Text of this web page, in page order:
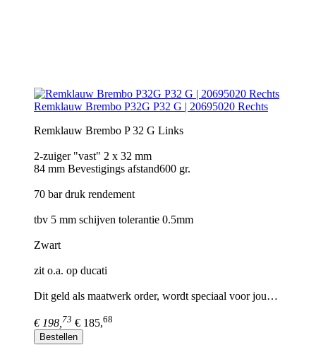
Remklauw Brembo P32G P32 G | 20695020 Rechts
Remklauw Brembo P 32 G Links
2-zuiger "vast" 2 x 32 mm
84 mm Bevestigings afstand600 gr.
70 bar druk rendement
tbv 5 mm schijven tolerantie 0.5mm
Zwart
zit o.a. op ducati
Dit geld als maatwerk order, wordt speciaal voor jou…
€ 198, 73 € 185,68
Bestellen